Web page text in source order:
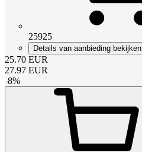
25925
Details van aanbieding bekijken
25.70 EUR
27.97 EUR
-8%